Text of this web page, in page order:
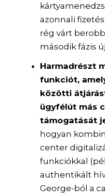
azonnali
rég várt
második fázis
Harmadrészt
funkciót,
közötti
ügyfélút más
támogatását
hogyan
center
funkciókkal
authentikált
George-ból a